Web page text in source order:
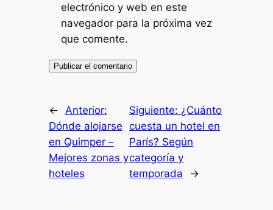
electrónico y web en este
navegador para la próxima vez
que comente.
←
Anterior:
Dónde alojarse
en Quimper –
Mejores zonas y
hoteles
Siguiente: ¿Cuánto
cuesta un hotel en
París? Según
categoría y
temporada
→